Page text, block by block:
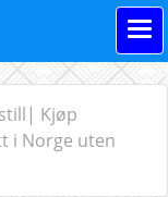
Kjøp
i Norge uten